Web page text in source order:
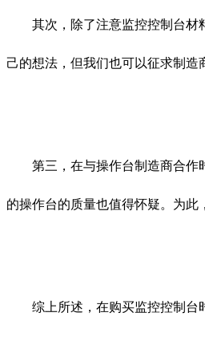
其次，除了注意监控控制台材料
己的想法，但我们也可以征求制造
第三，在与操作台制造商合作时
的操作台的质量也值得怀疑。为此
综上所述，在购买监控控制台时